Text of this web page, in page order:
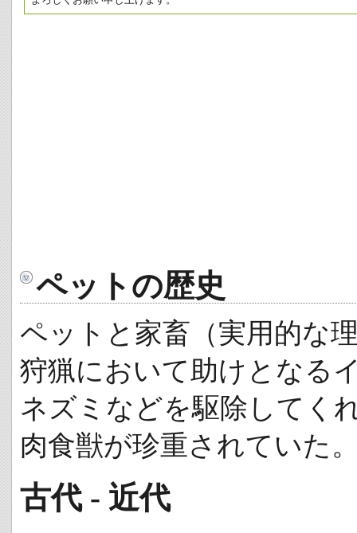
ペットの歴史
ペットと家畜（実用的な
狩猟において助けとなる
ネズミなどを駆除してく
肉食獣が珍重されていた
古代 - 近代